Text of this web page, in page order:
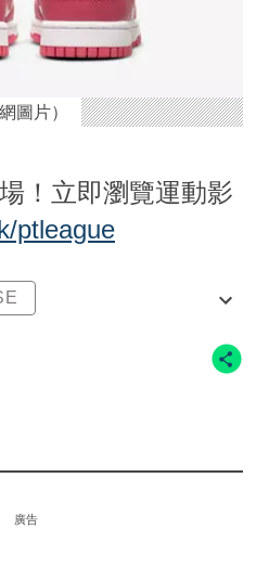
圖片）
！立即瀏覽運動影
ptleague
廣告